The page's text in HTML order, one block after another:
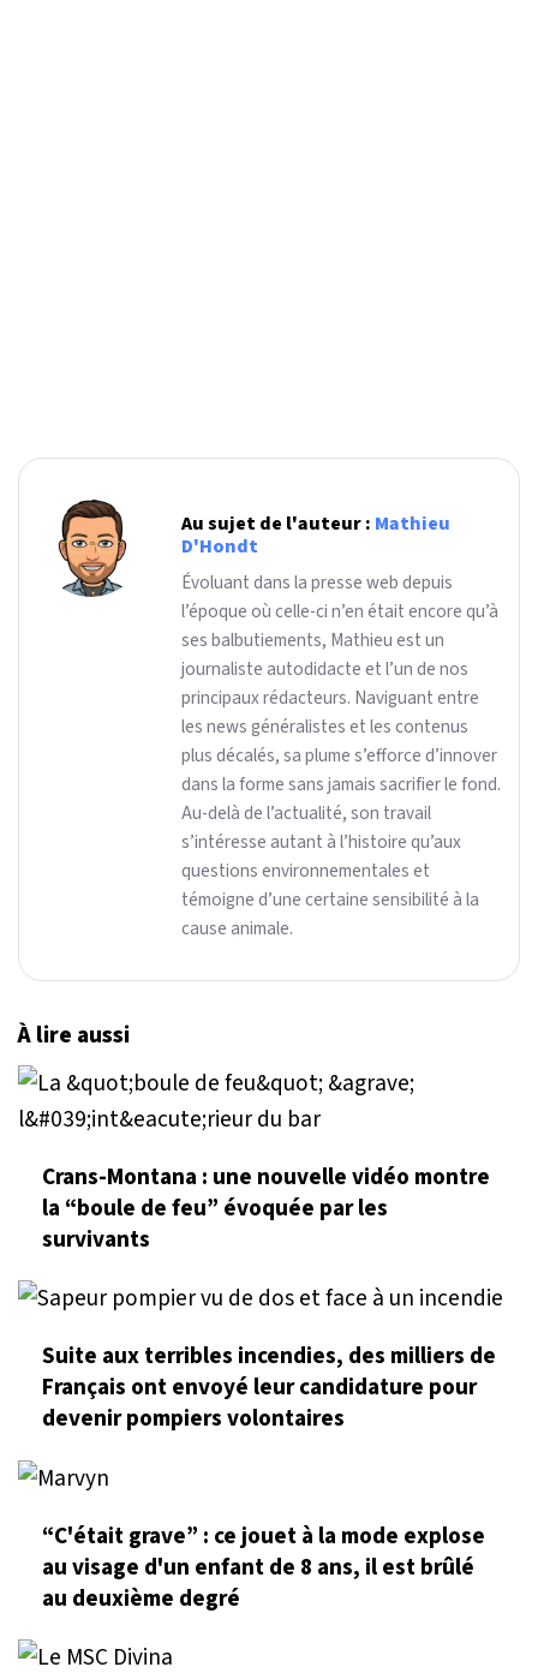
Au sujet de l'auteur : Mathieu
D'Hondt
Évoluant dans la presse web depuis
l’époque où celle-ci n’en était encore qu’à
ses balbutiements, Mathieu est un
journaliste autodidacte et l’un de nos
principaux rédacteurs. Naviguant entre
les news généralistes et les contenus
plus décalés, sa plume s’efforce d’innover
dans la forme sans jamais sacrifier le fond.
Au-delà de l’actualité, son travail
s’intéresse autant à l’histoire qu’aux
questions environnementales et
témoigne d’une certaine sensibilité à la
cause animale.
À lire aussi
Crans-Montana : une nouvelle vidéo montre
la “boule de feu” évoquée par les
survivants
Suite aux terribles incendies, des milliers de
Français ont envoyé leur candidature pour
devenir pompiers volontaires
“C'était grave” : ce jouet à la mode explose
au visage d'un enfant de 8 ans, il est brûlé
au deuxième degré